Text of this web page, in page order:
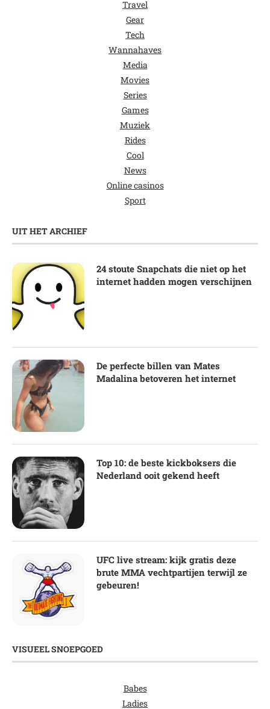
Travel
Gear
Tech
Wannahaves
Media
Movies
Series
Games
Muziek
Rides
Cool
News
Online casinos
Sport
UIT HET ARCHIEF
24 stoute Snapchats die niet op het
internet hadden mogen verschijnen
De perfecte billen van Mates
Madalina betoveren het internet
Top 10: de beste kickboksers die
Nederland ooit gekend heeft
UFC live stream: kijk gratis deze
brute MMA vechtpartijen terwijl ze
gebeuren!
VISUEEL SNOEPGOED
Babes
Ladies